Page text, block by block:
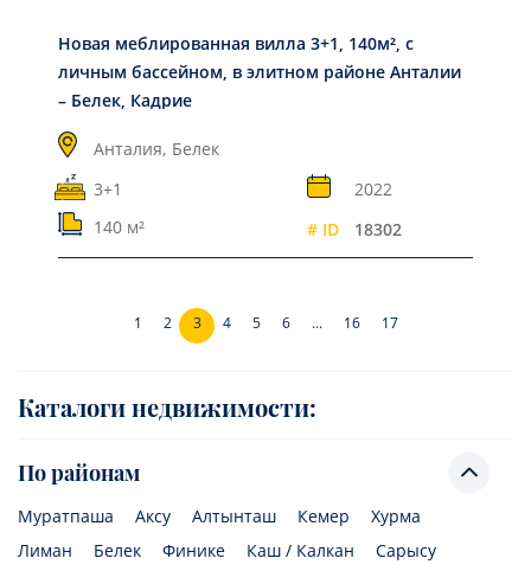
Новая меблированная вилла 3+1, 140м², с
личным бассейном, в элитном районе Анталии
– Белек, Кадрие
Анталия, Белек
3+1
2022
140 м²
# ID 18302
1 2 3 4 5 6 ... 16 17
Каталоги недвижимости:
По районам
Муратпаша Аксу Алтынташ Кемер
Хурма
Лиман
Белек Финике Каш / Калкан
Сарысу